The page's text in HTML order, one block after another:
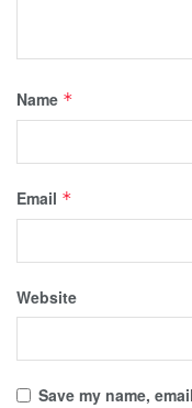
Name *
Email *
Website
Save my name,